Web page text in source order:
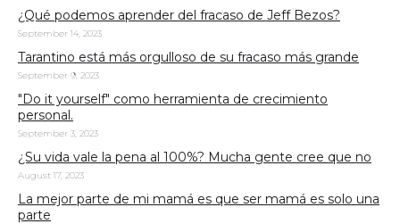
¿Qué podemos aprender del fracaso de Jeff Bezos?
September 14, 2023
Tarantino está más orgulloso de su fracaso más grande
September 9, 2023
"Do it yourself" como herramienta de crecimiento
personal.
September 3, 2023
¿Su vida vale la pena al 100%? Mucha gente cree que no
August 17, 2023
La mejor parte de mi mamá es que ser mamá es solo una
parte